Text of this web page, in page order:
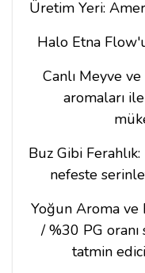
Üretim Yeri:
Halo Etna
Canlı Meyve
aromaları
Buz Gibi
nefeste
Yoğun Aroma ve
/ %30 PG
tatmin